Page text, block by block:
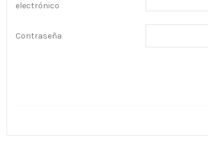
electrónico
Contraseña